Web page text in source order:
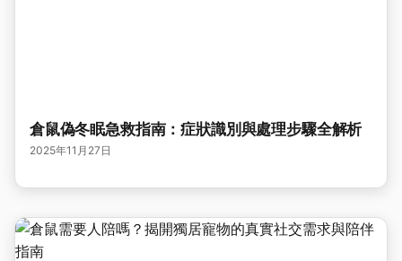
倉鼠偽冬眠急救指南：症狀識別與處理步驟全解析
2025年11月27日